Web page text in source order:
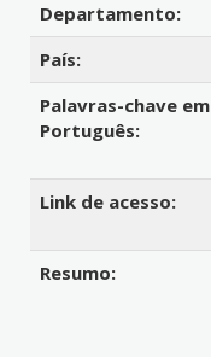
Departamento:
País:
Palavras-chave em
Português:
Link de acesso:
Resumo: